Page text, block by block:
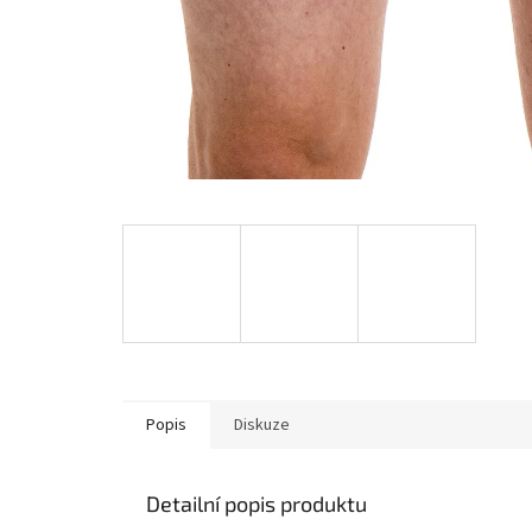
Popis Diskuze
Detailní popis produktu